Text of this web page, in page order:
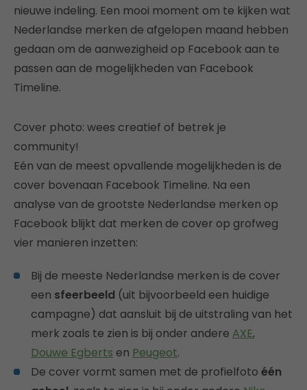
nieuwe indeling. Een mooi moment om te kijken wat
Nederlandse merken de afgelopen maand hebben
gedaan om de aanwezigheid op Facebook aan te
passen aan de mogelijkheden van Facebook
Timeline.
Cover photo: wees creatief of betrek je
community!
Eén van de meest opvallende mogelijkheden is de
cover bovenaan Facebook Timeline. Na een
analyse van de grootste Nederlandse merken op
Facebook blijkt dat merken de cover op grofweg
vier manieren inzetten:
Bij de meeste Nederlandse merken is de cover
een sfeerbeeld (uit bijvoorbeeld een huidige
campagne) dat aansluit bij de uitstraling van het
merk zoals te zien is bij onder andere AXE,
Douwe Egberts en Peugeot.
De cover vormt samen met de profielfoto één